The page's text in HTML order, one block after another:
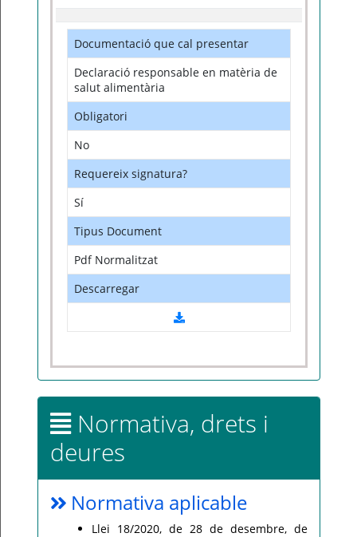
Documentació que cal presentar
Declaració responsable en matèria de
salut alimentària
Obligatori
No
Requereix signatura?
Sí
Tipus Document
Pdf Normalitzat
Descarregar
Normativa, drets i
deures
Normativa aplicable
Llei 18/2020, de 28 de desembre, de